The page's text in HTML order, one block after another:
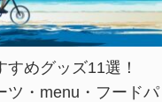
めグッズ11選！
ツ・menu・フードパ